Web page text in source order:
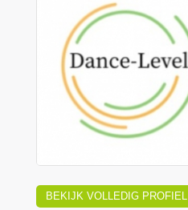
BEKIJK VOLLEDIG PROFIEL